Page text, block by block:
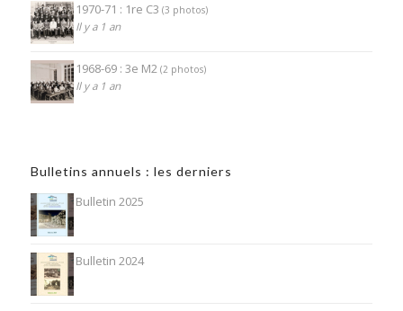
1970-71 : 1re C3 (3 photos)
Il y a 1 an
1968-69 : 3e M2 (2 photos)
Il y a 1 an
Bulletins annuels : les derniers
Bulletin 2025
Bulletin 2024